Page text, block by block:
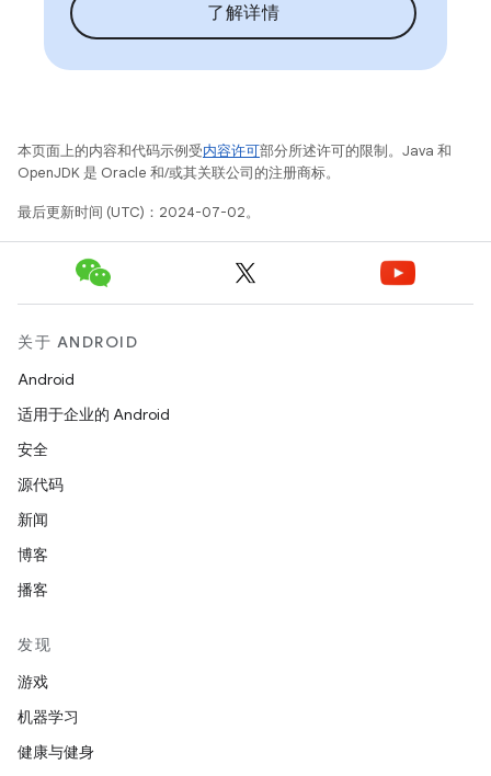
了解详情
本页面上的内容和代码示例受内容许可部分所述许可的限制。Java 和
OpenJDK 是 Oracle 和/或其关联公司的注册商标。
最后更新时间 (UTC)：2024-07-02。
关于 ANDROID
Android
适用于企业的 Android
安全
源代码
新闻
博客
播客
发现
游戏
机器学习
健康与健身